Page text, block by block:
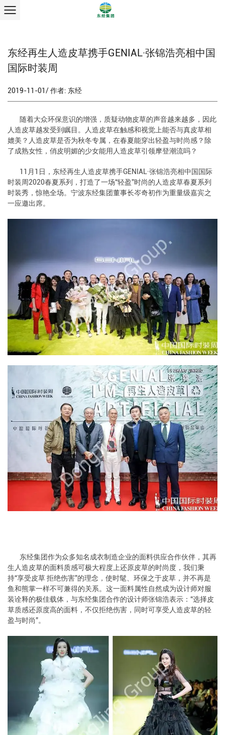
东经再生人造皮草携手GENIAL·张锦浩亮相中国
国际时装周
2019-11-01/ 作者: 东经
随着大众环保意识的增强，质疑动物皮草的声音越来越多，因此
人造皮草越发受到瞩目。人造皮草在触感和视觉上能否与真皮草相
媲美？人造皮草是否为秋冬专属，在春夏能穿出轻盈与时尚感？除
了成熟女性，俏皮明媚的少女能用人造皮草引领摩登潮流吗？
11月1日，东经再生人造皮草携手GENIAL·张锦浩亮相中国国际
时装周2020春夏系列，打造了一场“轻盈”时尚的人造皮草春夏系列
时装秀，惊艳全场。宁波东经集团董事长岑奇初作为重量级嘉宾之
一应邀出席。
东经集团作为众多知名成衣制造企业的面料供应合作伙伴，其再
生人造皮草的面料质感可极大程度上还原皮草的时尚度，我们秉
持“享受皮草 拒绝伤害”的理念，使时髦、环保之于皮草，并不再是
鱼和熊掌一样不可兼得的关系。这一面料属性自然成为设计师对服
装诠释的极佳载体，与东经集团合作的设计师张锦浩表示：“选择皮
草质感还原度高的面料，不仅拒绝伤害，同时可享受人造皮草的轻
盈与时尚”。